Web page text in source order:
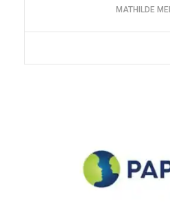
MATHILDE